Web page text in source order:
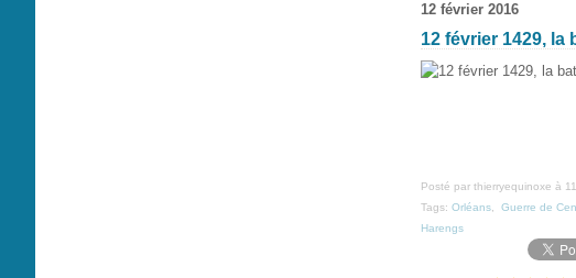
12 février 2016
12 février 1429, la
Posté par thierryequinoxe à
Tags: Orléans Guerre de
Harengs